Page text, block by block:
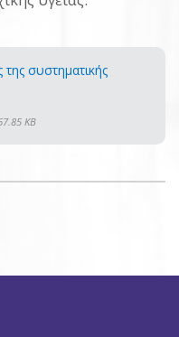
της συστηματικής
KB